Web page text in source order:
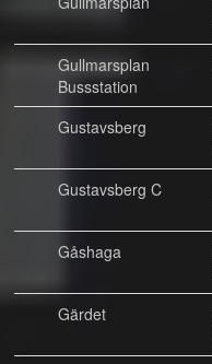
Gullmarsplan
Bussstation
Gustavsberg
Gustavsberg C
Gåshaga
Gärdet